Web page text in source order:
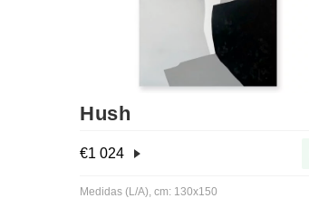
Hush
€1 024
Medidas (L/A), cm: 130x150